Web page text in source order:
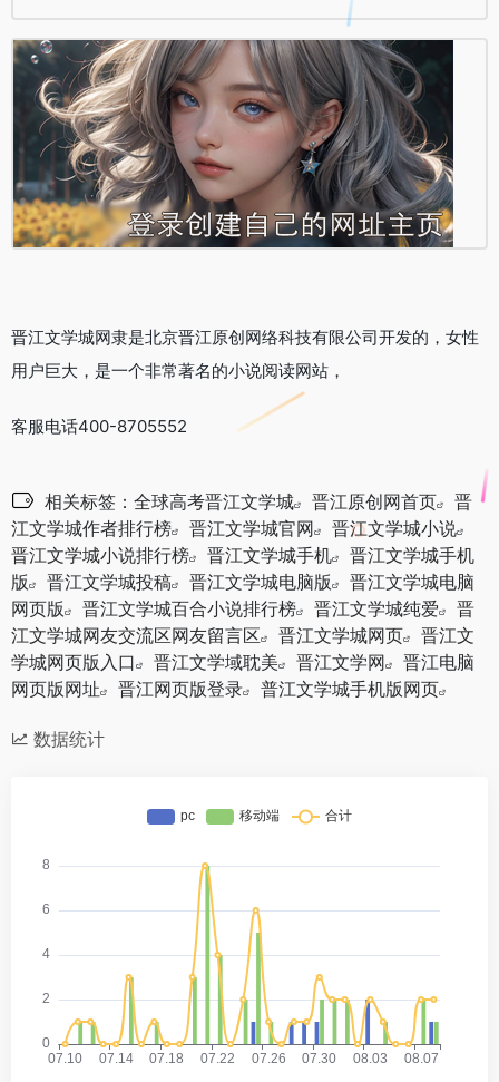
晋江文学城网隶是北京晋江原创网络科技有限公司开发的，女性
用户巨大，是一个非常著名的小说阅读网站，
客服电话400-8705552
相关标签： 全球高考晋江文学城 晋江原创网首页
晋
江文学城作者排行榜
晋江文学城官网
晋江文学城小说
晋江文学城小说排行榜
晋江文学城手机
晋江文学城手机
版
晋江文学城投稿 晋江文学城电脑版
晋江文学城电脑
网页版
晋江文学城百合小说排行榜 晋江文学城纯爱
晋
江文学城网友交流区网友留言区
晋江文学城网页
晋江文
学城网页版入口
晋江文学域耽美 晋江文学网
晋江电脑
网页版网址
晋江网页版登录 普江文学城手机版网页
数据统计